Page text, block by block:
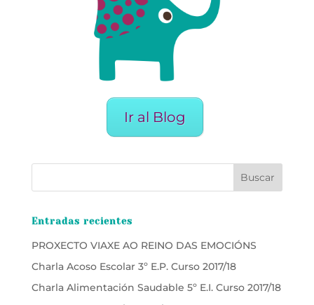
Ir al Blog
Entradas recientes
PROXECTO VIAXE AO REINO DAS EMOCIÓNS
Charla Acoso Escolar 3º E.P. Curso 2017/18
Charla Alimentación Saudable 5º E.I. Curso 2017/18